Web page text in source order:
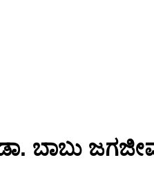
ಡಾ. ಬಾಬು